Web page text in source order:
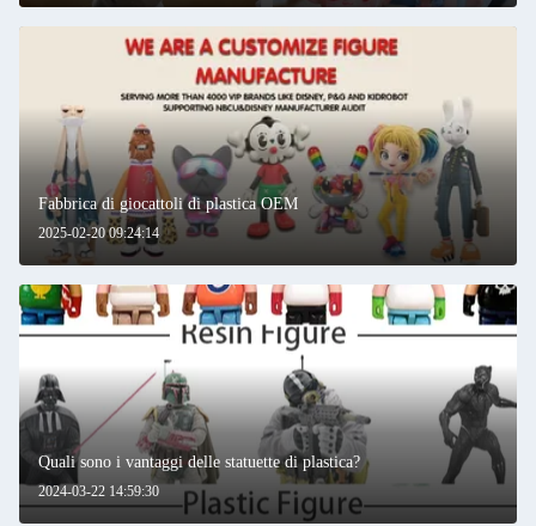
2025-02-20 09:24:14
Fabbrica di giocattoli di plastica OEM
2024-03-22 14:59:30
Quali sono i vantaggi delle statuette di plastica?